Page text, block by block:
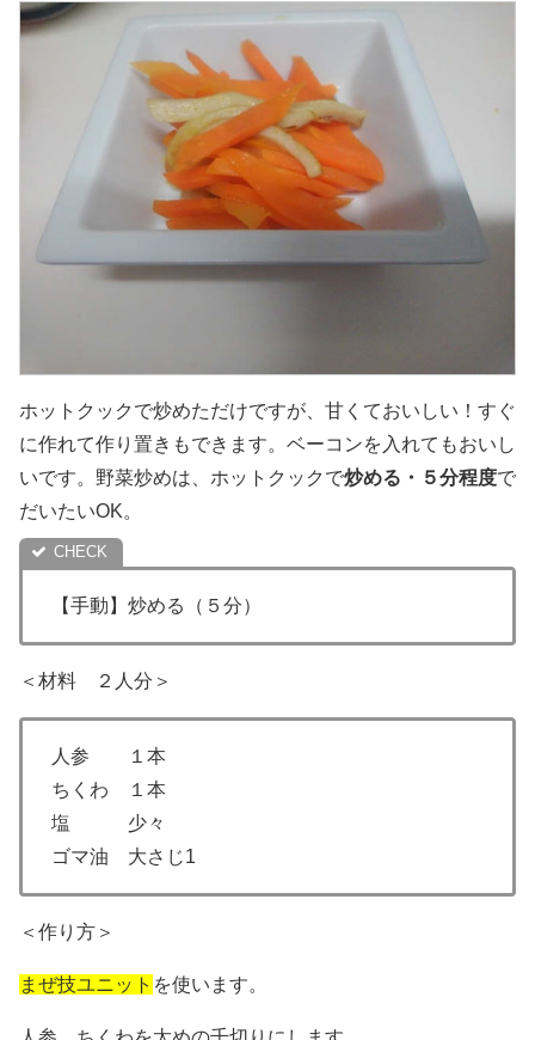
ホットクックで炒めただけですが、甘くておいしい！すぐ
に作れて作り置きもできます。ベーコンを入れてもおいし
いです。野菜炒めは、ホットクックで炒める・５分程度で
だいたいOK。
【手動】炒める（５分）
＜材料 ２人分＞
人参 １本
ちくわ １本
塩 少々
ゴマ油 大さじ1
＜作り方＞
まぜ技ユニット を使います。